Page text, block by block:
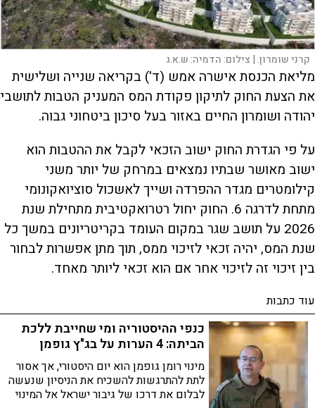
קרני שומרון. | צילום:הדמיה: ש.א.ג
מליאת הכנסת אישרה אמש (ד') בקריאה שנייה ושלישית
את הצעת החוק לתיקון פקודת המס המעניק הטבות לתושבי
יהודה ושומרון החיים באזור בעל סיכון ביטחוני גבוה.
על פי הגדרת החוק ישוב הזכאי לקבל את ההטבות הוא
ישוב מאושר שבתיו נמצאים במרחק של יותר משני
קילומטרים מגדר ההפרדה ושייך לאשכול סוציואקונומי
מתחת לדרגה 6. החוק יחול רטרואקטיבית מתחילת שנת
2026 על תושב שגר במקום העומד בקריטריונים במשך כל
שנת המס, יהיה זכאי לזיכוי ממס, תוך מתן אפשרות לבחור
בין זיכוי זה לזיכוי אחר אם הוא זכאי ליותר מאחד.
עוד כתבות
כנפי ההיסטוריה ומי שחייבת ללכת
הביתה: 4 הערות על בג"ץ גופמן
מינוי רומן גופמן הוא יום היסטורי, אך אסור
לתת להתרגשות להשכיח את הניסיון שנעשה
לבלום את דרכו של גיבור ישראל אל המינוי